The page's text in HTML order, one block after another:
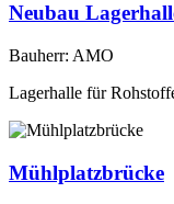
Neubau
Bauherr: AMO
Lagerhalle für
Mühlplatzbrücke